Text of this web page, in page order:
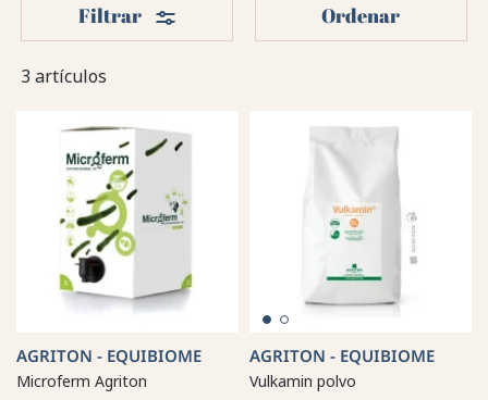
3 artículos
Filtrar Filtros Ordenar
AGRITON - EQUIBIOME
Microferm Agriton
AGRITON - EQUIBIOME
Vulkamin polvo